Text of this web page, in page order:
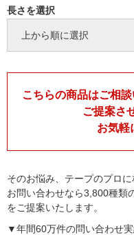
長さを選択
こちらの商品はご相
ご提案さ
お気軽
そのお悩み、テープのプロ
お問い合わせなら3,800種類
をご提案いたします。
▼年間60万件の問い合わせ実